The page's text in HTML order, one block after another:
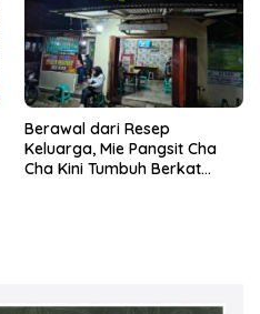
Berawal dari Resep
Keluarga, Mie Pangsit Cha
Cha Kini Tumbuh Berkat